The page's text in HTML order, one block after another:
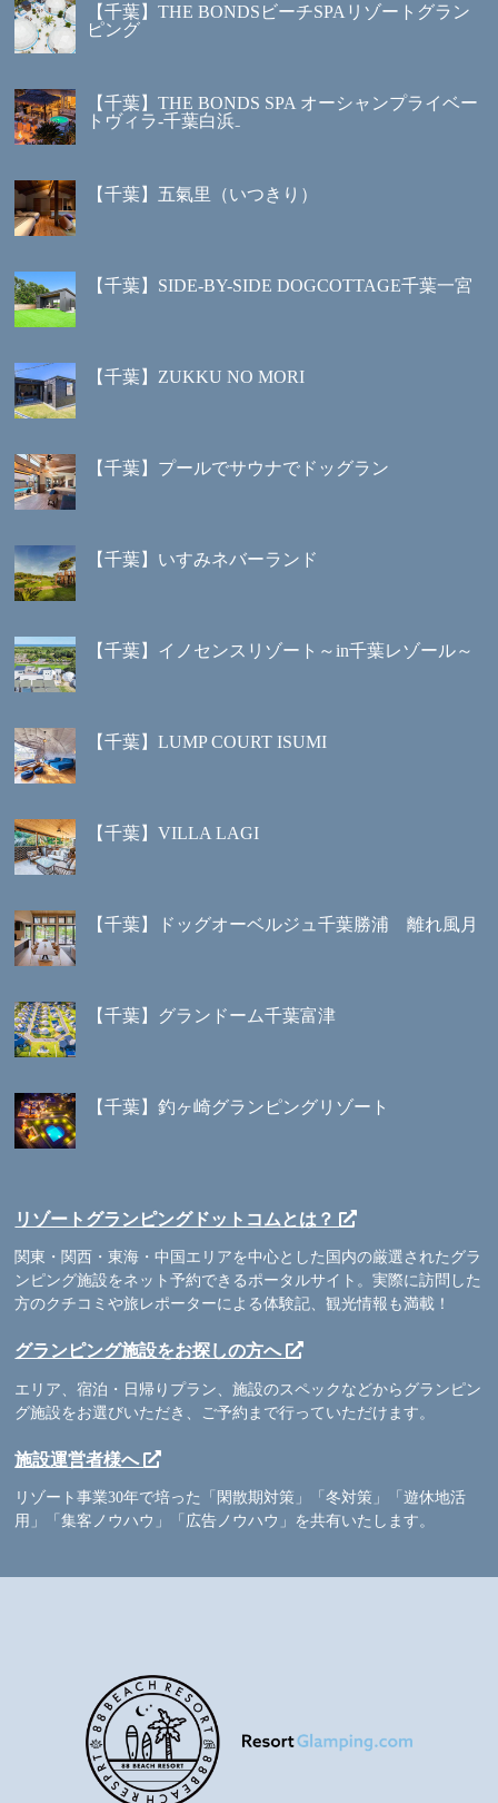
【千葉】THE BONDSビーチSPAリゾートグラン
ピング
【千葉】THE BONDS SPA オーシャンプライベー
トヴィラ‐千葉白浜₋
【千葉】五氣里（いつきり）
【千葉】SIDE-BY-SIDE DOGCOTTAGE千葉一宮
【千葉】ZUKKU NO MORI
【千葉】プールでサウナでドッグラン
【千葉】いすみネバーランド
【千葉】イノセンスリゾート～in千葉レゾール～
【千葉】LUMP COURT ISUMI
【千葉】VILLA LAGI
【千葉】ドッグオーベルジュ千葉勝浦 離れ風月
【千葉】グランドーム千葉富津
【千葉】釣ヶ崎グランピングリゾート
リゾートグランピングドットコムとは？
関東・関西・東海・中国エリアを中心とした国内の厳選されたグラ
ンピング施設をネット予約できるポータルサイト。実際に訪問した
方のクチコミや旅レポーターによる体験記、観光情報も満載！
グランピング施設をお探しの方へ
エリア、宿泊・日帰りプラン、施設のスペックなどからグランピン
グ施設をお選びいただき、ご予約まで行っていただけます。
施設運営者様へ
リゾート事業30年で培った「閑散期対策」「冬対策」「遊休地活
用」「集客ノウハウ」「広告ノウハウ」を共有いたします。